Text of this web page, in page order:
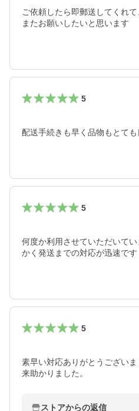
ご依頼したら即郵送してくれて
またお願いしたいと思います
5
配送手続きも早く品物もとても
5
何度か利用させていただいて
かく発送までの対応が迅速です
5
素早い対応ありがとうござい
来助かりました。
ストアからの返信